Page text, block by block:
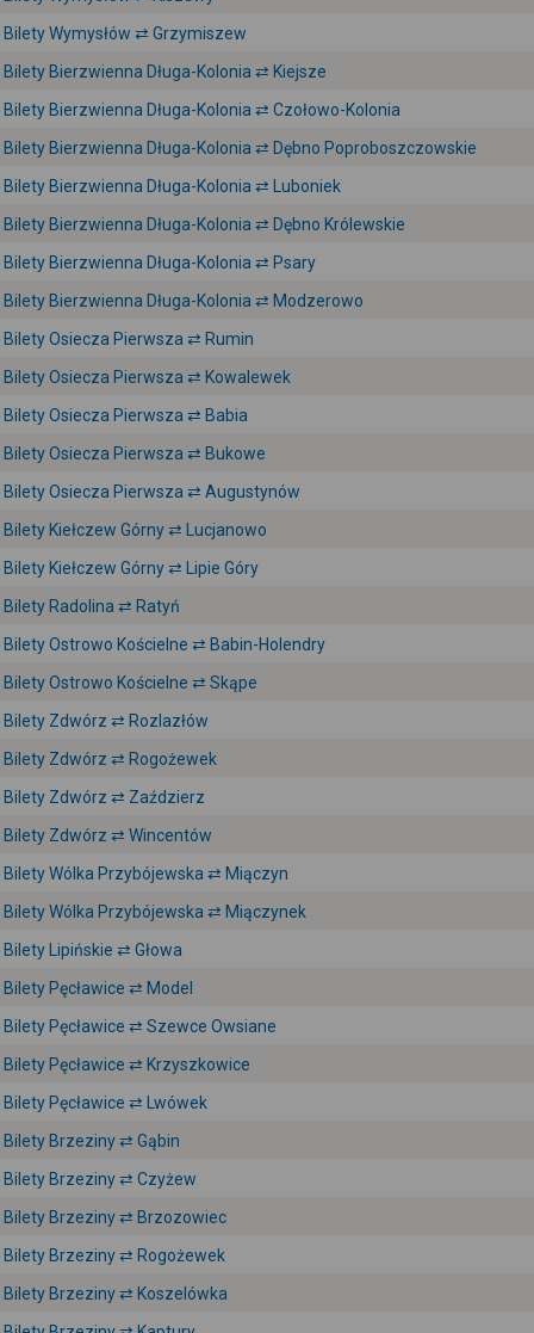
Bilety Wymysłów ⇄ Grzymiszew
Bilety Bierzwienna Długa-Kolonia ⇄ Kiejsze
Bilety Bierzwienna Długa-Kolonia ⇄ Czołowo-Kolonia
Bilety Bierzwienna Długa-Kolonia ⇄ Dębno Poproboszczowskie
Bilety Bierzwienna Długa-Kolonia ⇄ Luboniek
Bilety Bierzwienna Długa-Kolonia ⇄ Dębno Królewskie
Bilety Bierzwienna Długa-Kolonia ⇄ Psary
Bilety Bierzwienna Długa-Kolonia ⇄ Modzerowo
Bilety Osiecza Pierwsza ⇄ Rumin
Bilety Osiecza Pierwsza ⇄ Kowalewek
Bilety Osiecza Pierwsza ⇄ Babia
Bilety Osiecza Pierwsza ⇄ Bukowe
Bilety Osiecza Pierwsza ⇄ Augustynów
Bilety Kiełczew Górny ⇄ Lucjanowo
Bilety Kiełczew Górny ⇄ Lipie Góry
Bilety Radolina ⇄ Ratyń
Bilety Ostrowo Kościelne ⇄ Babin-Holendry
Bilety Ostrowo Kościelne ⇄ Skąpe
Bilety Zdwórz ⇄ Rozlazłów
Bilety Zdwórz ⇄ Rogożewek
Bilety Zdwórz ⇄ Zaździerz
Bilety Zdwórz ⇄ Wincentów
Bilety Wólka Przybójewska ⇄ Miączyn
Bilety Wólka Przybójewska ⇄ Miączynek
Bilety Lipińskie ⇄ Głowa
Bilety Pęcławice ⇄ Model
Bilety Pęcławice ⇄ Szewce Owsiane
Bilety Pęcławice ⇄ Krzyszkowice
Bilety Pęcławice ⇄ Lwówek
Bilety Brzeziny ⇄ Gąbin
Bilety Brzeziny ⇄ Czyżew
Bilety Brzeziny ⇄ Brzozowiec
Bilety Brzeziny ⇄ Rogożewek
Bilety Brzeziny ⇄ Koszelówka